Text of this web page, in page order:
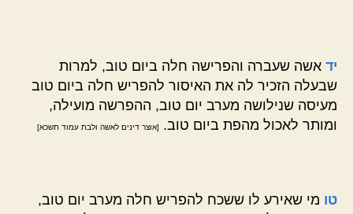
יד אשה שעברה והפרישה חלה ביום טוב, למרות
שבעלה הזכיר לה את האיסור להפריש חלה ביום טוב
מעיסה שנילושה מערב יום טוב, ההפרשה מועילה,
ומותר לאכול מהפת ביום טוב.
[אוצר דינים לאשה ולבת עמוד תשכא]
טו מי שאירע לו ששכח להפריש חלה מערב יום טוב,